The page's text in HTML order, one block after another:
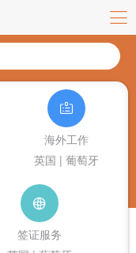
海外工作
英国 | 葡萄牙
签证服务